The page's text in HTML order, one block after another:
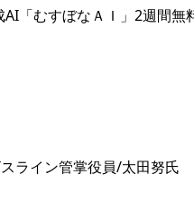
「むすぼなＡＩ」2週間無
ライン管掌役員/太田努氏